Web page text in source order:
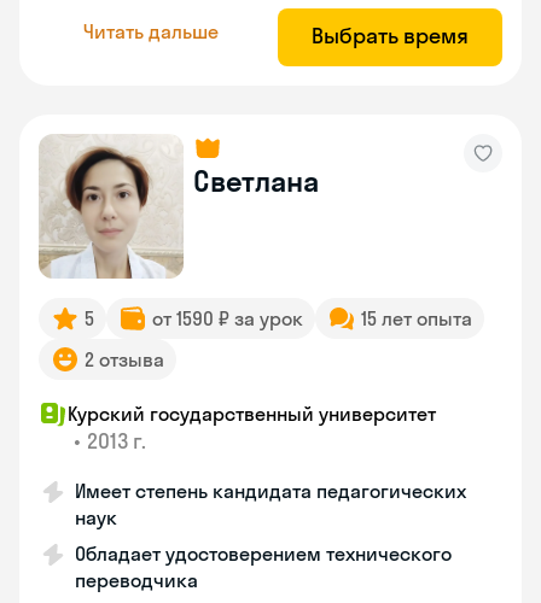
Читать дальше Выбрать время
Светлана
5 от 1590 ₽ за урок
15 лет опыта
2 отзыва
Курский государственный университет
• 2013 г.
Имеет степень кандидата педагогических
наук
Обладает удостоверением технического
переводчика